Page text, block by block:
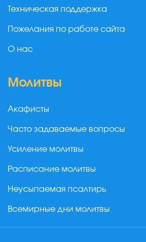
Техническая поддержка
Пожелания по работе сайта
О нас
Молитвы
Акафисты
Часто задаваемые вопросы
Усиление молитвы
Расписание молитвы
Неусыпаемая псалтирь
Всемирные дни молитвы